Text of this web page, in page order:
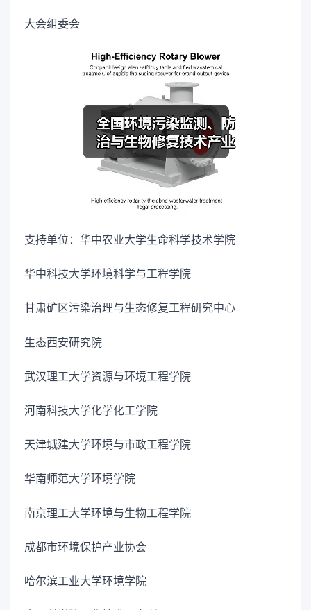
大会组委会
支持单位：华中农业大学生命科学技术学院
华中科技大学环境科学与工程学院
甘肃矿区污染治理与生态修复工程研究中心
生态西安研究院
武汉理工大学资源与环境工程学院
河南科技大学化学化工学院
天津城建大学环境与市政工程学院
华南师范大学环境学院
南京理工大学环境与生物工程学院
成都市环境保护产业协会
哈尔滨工业大学环境学院